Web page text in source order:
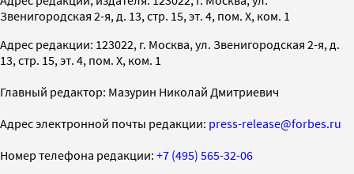
Звенигородская 2-я, д. 13, стр. 15, эт. 4, пом. X, ком. 1
Адрес редакции: 123022, г. Москва, ул. Звенигородская 2-я, д.
13, стр. 15, эт. 4, пом. X, ком. 1
Главный редактор: Мазурин Николай Дмитриевич
Адрес электронной почты редакции: press-release@forbes.ru
Номер телефона редакции: +7 (495) 565-32-06